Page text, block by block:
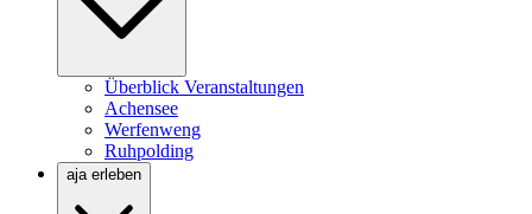
Überblick Veranstaltungen
Achensee
Werfenweng
Ruhpolding
aja erleben